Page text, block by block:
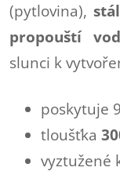
(pytlovina),
propouští
slunci k
poskytuje
tloušťka
vyztužené